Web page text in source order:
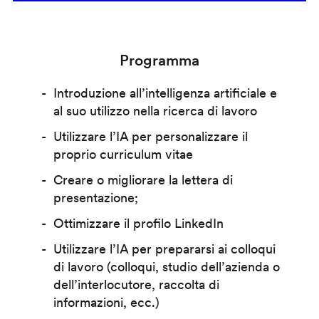
Programma
Introduzione all’intelligenza artificiale e
al suo utilizzo nella ricerca di lavoro
Utilizzare l’IA per personalizzare il
proprio curriculum vitae
Creare o migliorare la lettera di
presentazione;
Ottimizzare il profilo LinkedIn
Utilizzare l’IA per prepararsi ai colloqui
di lavoro (colloqui, studio dell’azienda o
dell’interlocutore, raccolta di
informazioni, ecc.)